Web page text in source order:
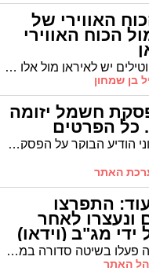
האווירי של
הכוח האווירי
אלו מטוסים וטילים יש לאיראן מול אלו מטוסים וטילים יש לישראל? מהם הפערים הטכנולוגיים שיתגלו לעולם במקרה של מלחמה בין הצבאות? הניתוח המלא
חשמל יזומה
כל הפרטים
המוקד העירוני הודיע הבוקר על הפסקת חשמל יזומה לצורך ביצוע עבודות יום ברובע ו'.
התפרצו
ונעצרו לאחר
מג"ב (וידאו)
חברי החולייה פעלו בשיטה סדורה במסגרתה נהגו במשנה זהירות תוך שימוש ברכבים גנובים עם לוחיות זיהוי משוכפלות, כלים טכנולוגיים מתקדמים ובהם גם משבשי תדרים. צפו ברגעי המעצר